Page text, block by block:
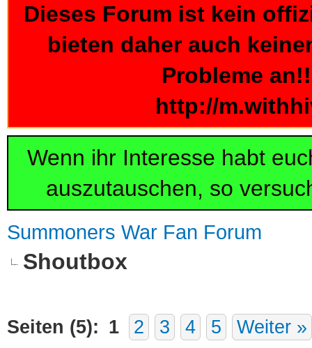
Dieses Forum ist kein
bieten daher auch
Probleme
http://
Wenn ihr Interesse habt
auszutauschen, so
Summoners War Fan Forum
Shoutbox
Seiten (5): 1 2 3 4 5 Weiter »